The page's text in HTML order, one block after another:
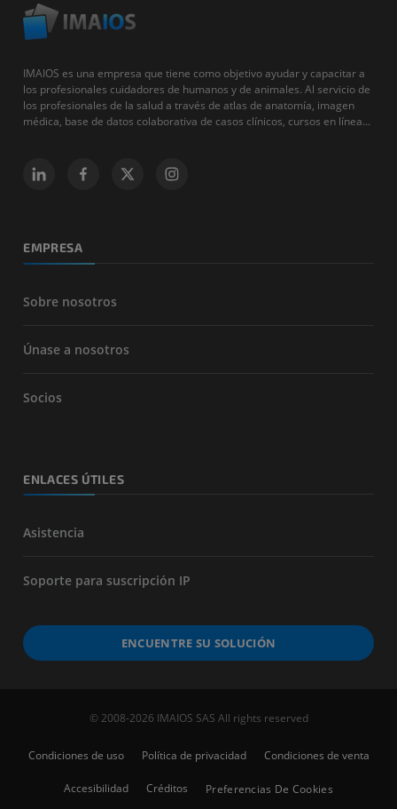
IMAIOS es una empresa que tiene como objetivo ayudar y capacitar a
los profesionales cuidadores de humanos y de animales. Al servicio de
los profesionales de la salud a través de atlas de anatomía, imagen
médica, base de datos colaborativa de casos clínicos, cursos en línea...
EMPRESA
Sobre nosotros
Únase a nosotros
Socios
ENLACES ÚTILES
Asistencia
Soporte para suscripción IP
ENCUENTRE SU SOLUCIÓN
© 2008-2026 IMAIOS SAS All rights reserved
Condiciones de uso Política de privacidad Condiciones de venta
Accesibilidad Créditos Preferencias De Cookies